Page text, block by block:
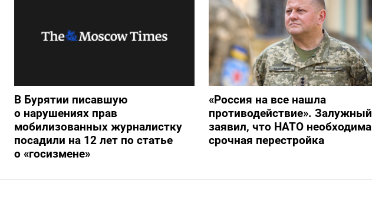
В Бурятии писавшую
о нарушениях прав
мобилизованных журналистку
посадили на 12 лет по статье
о «госизмене»
«Россия на все нашла
противодействие». Залужный
заявил, что НАТО необходима
срочная перестройка